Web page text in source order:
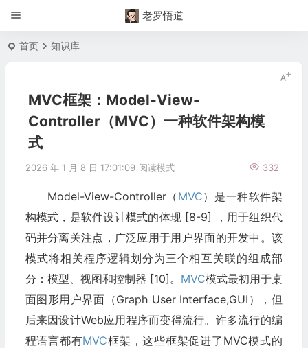
老罗悟道
首页 知识库
MVC框架：Model-View-
Controller（MVC）一种软件架构模
式
2026 年 1 月 8 日 17:01:09 332
阅读模式
Model-View-Controller（ MVC）是一种软件架
构模式，是软件设计模式的体现 [8-9] ，用于组织代
码并分离关注点，广泛应用于用户界面的开发中。该
模式将相关程序逻辑划分为三个相互关联的组成部
分：模型、视图和控制器 [10]。 MVC模式最初用于桌
面图形用户界面（Graph User Interface,GUI），但
后来因设计Web应用程序而变得流行。许多流行的编
程语言都有MVC框架，这些框架促进了MVC模式的